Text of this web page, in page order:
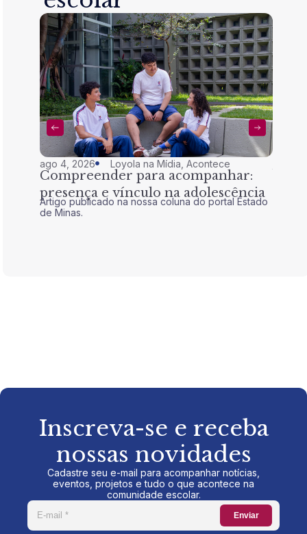
ago 4, 2026 Loyola na Mídia ,Acontece
Compreender para acompanhar:
presença e vínculo na adolescência
Artigo publicado na nossa coluna do portal Estado
de Minas.
Inscreva-se e receba
nossas novidades
Cadastre seu e-mail para acompanhar notícias,
eventos, projetos e tudo o que acontece na
comunidade escolar.
Enviar